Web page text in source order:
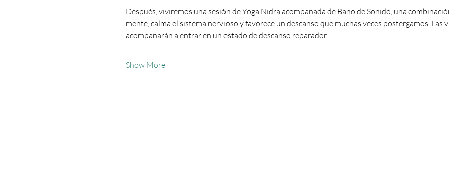
Después, viviremos una sesión de Yoga Nidra acompañada de Baño de Sonido, una
mente, calma el sistema nervioso y favorece un descanso que muchas veces postergamos. Las
acompañarán a entrar en un estado de descanso reparador.
Show More